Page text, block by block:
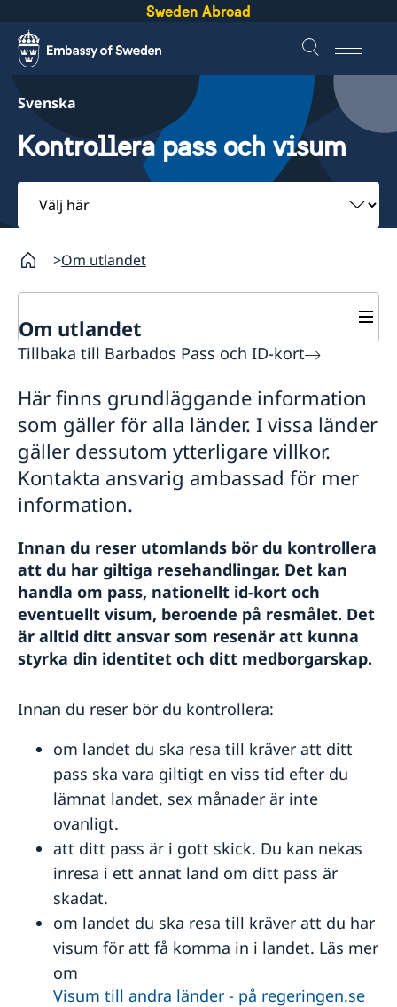
Sweden Abroad
Svenska
Kontrollera pass och visum
Välj
här
Om utlandet
Om utlandet
Service för svenska företag
Anmäla handelshinder
Tillbaka till Barbados Pass och ID-kort
Här finns grundläggande information
som gäller för alla länder. I vissa länder
gäller dessutom ytterligare villkor.
Kontakta ansvarig ambassad för mer
information.
Innan du reser utomlands bör du kontrollera
att du har giltiga resehandlingar. Det kan
handla om pass, nationellt id-kort och
eventuellt visum, beroende på resmålet. Det
är alltid ditt ansvar som resenär att kunna
styrka din identitet och ditt medborgarskap.
Innan du reser bör du kontrollera:
om landet du ska resa till kräver att ditt
pass ska vara giltigt en viss tid efter du
lämnat landet, sex månader är inte
ovanligt.
att ditt pass är i gott skick. Du kan nekas
inresa i ett annat land om ditt pass är
skadat.
om landet du ska resa till kräver att du har
visum för att få komma in i landet. Läs mer
om
Visum till andra länder - på regeringen.se